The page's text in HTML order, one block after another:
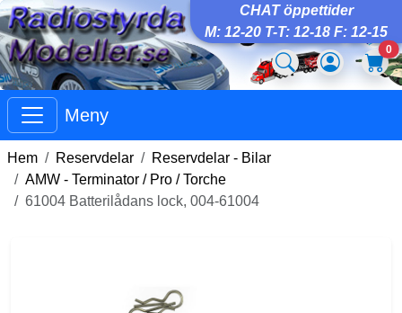
CHAT öppettider
M: 12-20 T-T: 12-18 F: 12-15
0
Meny
Hem Reservdelar
Reservdelar - Bilar
AMW - Terminator / Pro / Torche
61004 Batterilådans lock, 004-61004